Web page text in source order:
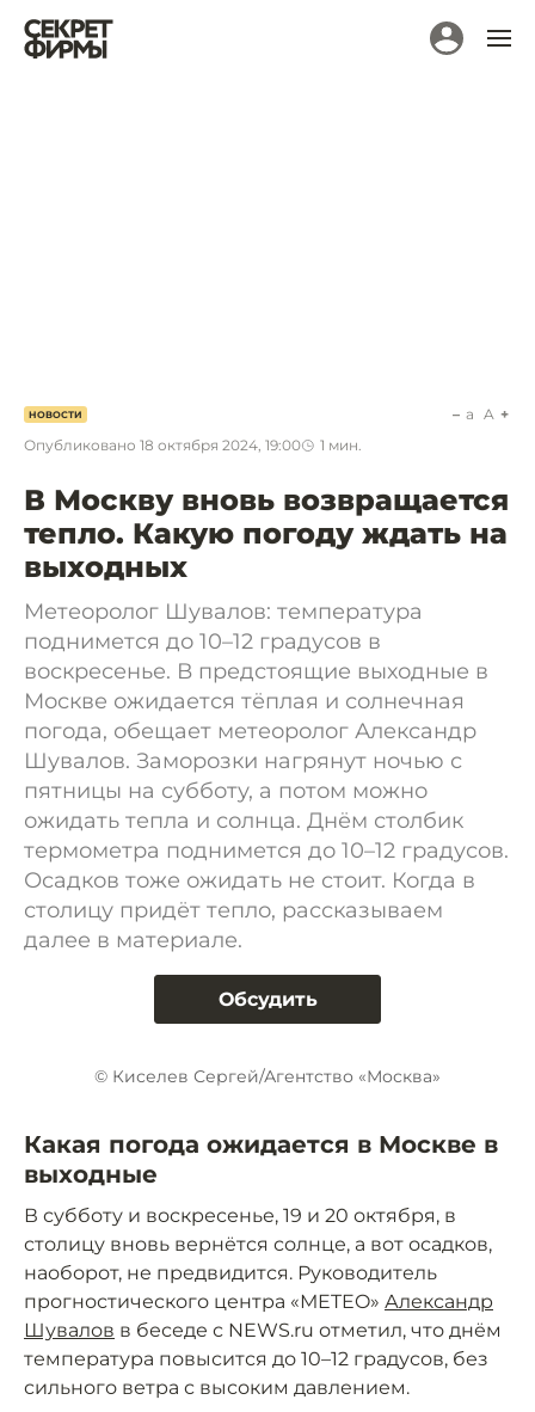
НОВОСТИ
Опубликовано 18 октября 2024, 19:00 1 мин.
a A
В Москву вновь возвращается
тепло. Какую погоду ждать на
выходных
Метеоролог Шувалов: температура
поднимется до 10–12 градусов в
воскресенье. В предстоящие выходные в
Москве ожидается тёплая и солнечная
погода, обещает метеоролог Александр
Шувалов. Заморозки нагрянут ночью с
пятницы на субботу, а потом можно
ожидать тепла и солнца. Днём столбик
термометра поднимется до 10–12 градусов.
Осадков тоже ожидать не стоит. Когда в
столицу придёт тепло, рассказываем
далее в материале.
Обсудить
© Киселев Сергей/Агентство «Москва»
Какая погода ожидается в Москве в
выходные
В субботу и воскресенье, 19 и 20 октября, в
столицу вновь вернётся солнце, а вот осадков,
наоборот, не предвидится. Руководитель
прогностического центра «МETEO» Александр
Шувалов в беседе с NEWS.ru отметил, что днём
температура повысится до 10–12 градусов, без
сильного ветра с высоким давлением.